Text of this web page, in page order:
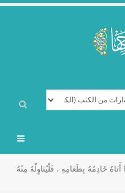
أَتَاهُ خَادِمُهُ بِطَعَامِهِ ، فَلْيُنَاوِلْهُ مِنْهُ